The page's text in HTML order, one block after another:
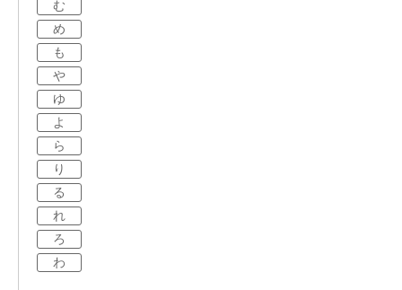
む
め
も
や
ゆ
よ
ら
り
る
れ
ろ
わ